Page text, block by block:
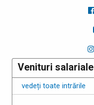
Venituri salariale
vedeți toate intrările